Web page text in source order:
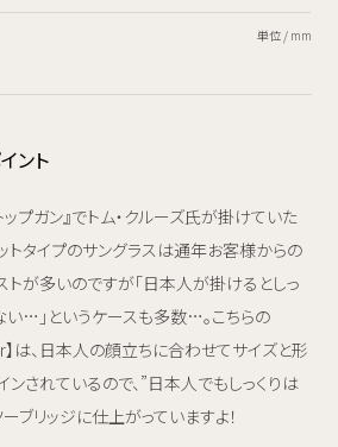
単位 / mm
ント
ップガン』でトム・クルーズ氏が掛けていた
トタイプのサングラスは通年お客様からの
トが多いのですが「日本人が掛けるとしっ
い…」というケースも多数…。こちらの
】は、日本人の顔立ちに合わせてサイズと形
ンされているので、”日本人でもしっくりは
ブリッジに仕上がっていますよ！